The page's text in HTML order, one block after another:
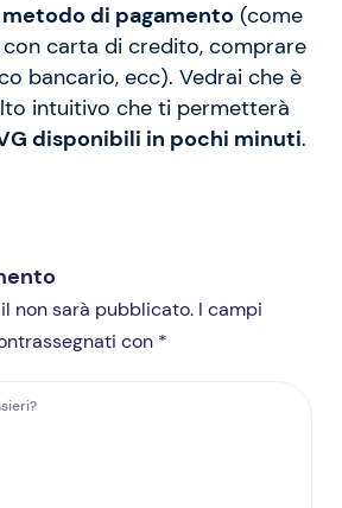
metodo di pagamento (come
carta di credito, comprare
bancario, ecc). Vedrai che è
intuitivo che ti permetterà
disponibili in pochi minuti.
non sarà pubblicato. I campi
con *